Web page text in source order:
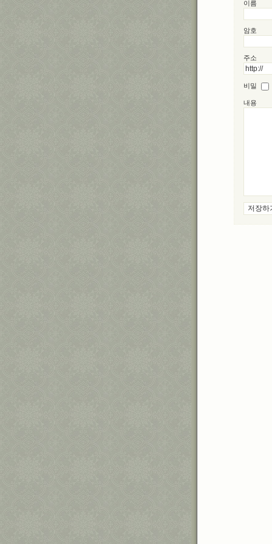
이름
암호
주소
비밀
내용